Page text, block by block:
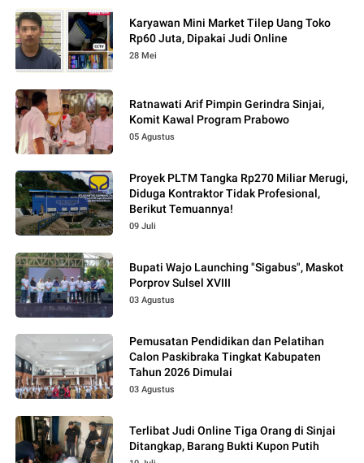
Karyawan Mini Market Tilep Uang Toko
Rp60 Juta, Dipakai Judi Online
28 Mei
Ratnawati Arif Pimpin Gerindra Sinjai,
Komit Kawal Program Prabowo
05 Agustus
Proyek PLTM Tangka Rp270 Miliar Merugi,
Diduga Kontraktor Tidak Profesional,
Berikut Temuannya!
09 Juli
Bupati Wajo Launching "Sigabus", Maskot
Porprov Sulsel XVIII
03 Agustus
Pemusatan Pendidikan dan Pelatihan
Calon Paskibraka Tingkat Kabupaten
Tahun 2026 Dimulai
03 Agustus
Terlibat Judi Online Tiga Orang di Sinjai
Ditangkap, Barang Bukti Kupon Putih